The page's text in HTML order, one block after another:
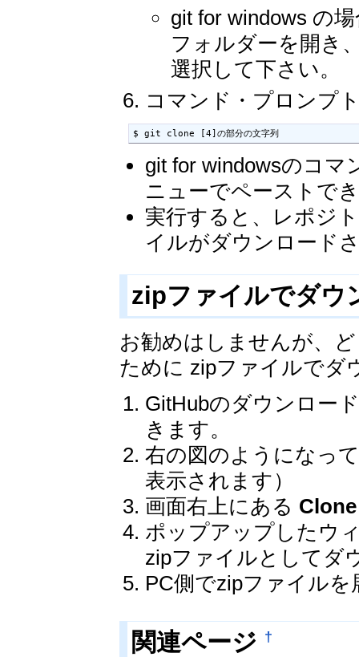
git for windows の
フォルダーを開き
選択して下さい。
コマンド・プロンプ
$ git clone [4]の部分の文字列
git for windowsのコ
ニューでペーストで
実行すると、レポジ
イルがダウンロード
zipファイルでダウ
お勧めはしませんが、
ために zipファイルでダ
GitHubのダウンロー
きます。
右の図のようになっ
表示されます）
画面右上にある
ポップアップしたウ
zipファイルとしてダ
PC側でzipファイルを
関連ページ †